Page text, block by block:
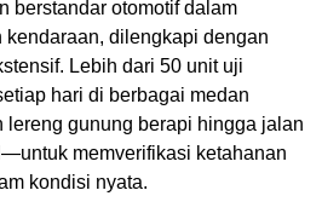
berstandar otomotif dalam
dilengkapi dengan
Lebih dari 50 unit uji
hari di berbagai medan
gunung berapi hingga jalan
memverifikasi ketahanan
kondisi nyata.